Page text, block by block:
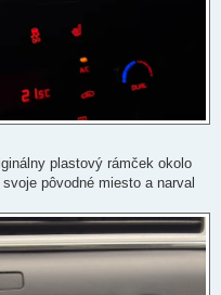
plastový rámček okolo
pôvodné miesto a narval